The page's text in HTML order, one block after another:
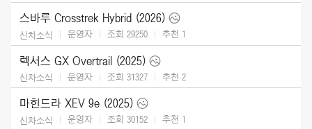
스바루 Crosstrek Hybrid (2026)
신차소식 운영자 조회 29250 추천 1
렉서스 GX Overtrail (2025)
신차소식 운영자 조회 31327 추천 2
마힌드라 XEV 9e (2025)
신차소식 운영자 조회 30152 추천 1